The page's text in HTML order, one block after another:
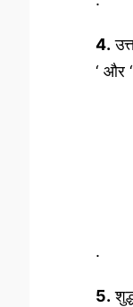
4.
‘ और
.
5.